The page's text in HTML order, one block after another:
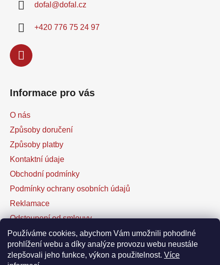
Používáme cookies, abychom Vám umožnili pohodlné
prohlížení webu a díky analýze provozu webu neustále
zlepšovali jeho funkce, výkon a použitelnost. Více
dofal @dofal.cz
+420 776 75 24 97
Informace pro vás
O nás
Způsoby doručení
Způsoby platby
Kontaktní údaje
Obchodní podmínky
Podmínky ochrany osobních údajů
Reklamace
Odstoupení od smlouvy
Kontaktní formulář